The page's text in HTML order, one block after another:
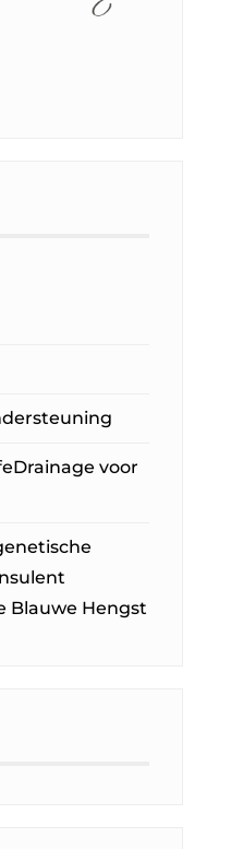
voor
Blauwe Hengst